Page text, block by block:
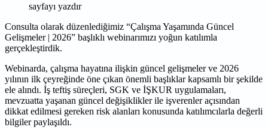
sayfayı yazdır
Consulta olarak düzenlediğimiz “Çalışma Yaşamında Güncel
Gelişmeler | 2026” başlıklı webinarımızı yoğun katılımla
gerçekleştirdik.
Webinarda, çalışma hayatına ilişkin güncel gelişmeler ve 2026
yılının ilk çeyreğinde öne çıkan önemli başlıklar kapsamlı bir şekilde
ele alındı. İş teftiş süreçleri, SGK ve İŞKUR uygulamaları,
mevzuatta yaşanan güncel değişiklikler ile işverenler açısından
dikkat edilmesi gereken risk alanları konusunda katılımcılarla değerli
bilgiler paylaşıldı.